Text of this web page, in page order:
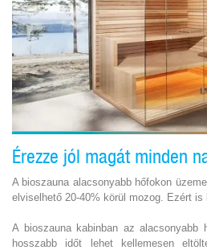
Érezze jól magát minden
A bioszauna alacsonyabb hőfokon
elviselhető 20-40% körül mozog. Ezért is
A bioszauna kabinban az alacsonyabb
hosszabb időt lehet kellemesen